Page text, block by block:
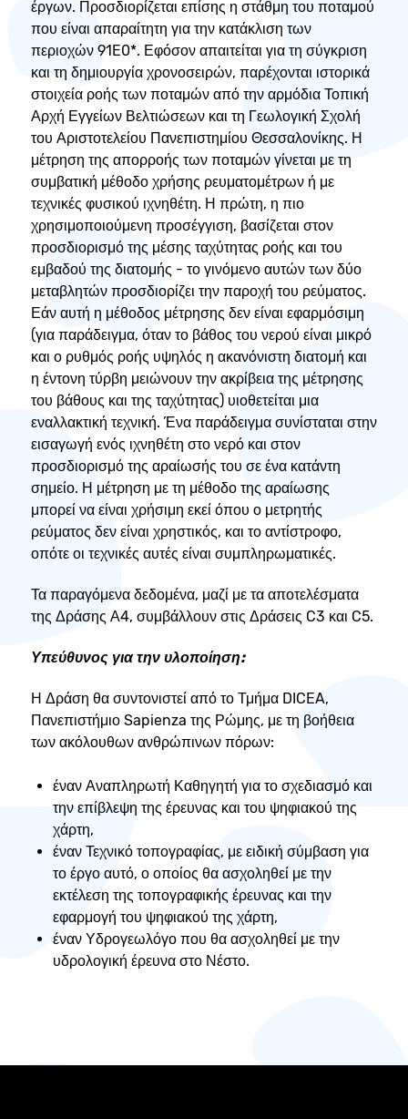
έργων. Προσδιορίζεται επίσης η στάθμη του ποταμού
που είναι απαραίτητη για την κατάκλιση των
περιοχών 91E0*. Εφόσον απαιτείται για τη σύγκριση
και τη δημιουργία χρονοσειρών, παρέχονται ιστορικά
στοιχεία ροής των ποταμών από την αρμόδια Τοπική
Αρχή Εγγείων Βελτιώσεων και τη Γεωλογική Σχολή
του Αριστοτελείου Πανεπιστημίου Θεσσαλονίκης. Η
μέτρηση της απορροής των ποταμών γίνεται με τη
συμβατική μέθοδο χρήσης ρευματομέτρων ή με
τεχνικές φυσικού ιχνηθέτη. Η πρώτη, η πιο
χρησιμοποιούμενη προσέγγιση, βασίζεται στον
προσδιορισμό της μέσης ταχύτητας ροής και του
εμβαδού της διατομής - το γινόμενο αυτών των δύο
μεταβλητών προσδιορίζει την παροχή του ρεύματος.
Εάν αυτή η μέθοδος μέτρησης δεν είναι εφαρμόσιμη
(για παράδειγμα, όταν το βάθος του νερού είναι μικρό
και ο ρυθμός ροής υψηλός η ακανόνιστη διατομή και
η έντονη τύρβη μειώνουν την ακρίβεια της μέτρησης
του βάθους και της ταχύτητας) υιοθετείται μια
εναλλακτική τεχνική. Ένα παράδειγμα συνίσταται στην
εισαγωγή ενός ιχνηθέτη στο νερό και στον
προσδιορισμό της αραίωσής του σε ένα κατάντη
σημείο. Η μέτρηση με τη μέθοδο της αραίωσης
μπορεί να είναι χρήσιμη εκεί όπου ο μετρητής
ρεύματος δεν είναι χρηστικός, και το αντίστροφο,
οπότε οι τεχνικές αυτές είναι συμπληρωματικές.
Τα παραγόμενα δεδομένα, μαζί με τα αποτελέσματα
της Δράσης Α4, συμβάλλουν στις Δράσεις C3 και C5.
Υπεύθυνος για την υλοποίηση:
Η Δράση θα συντονιστεί από το Τμήμα DICEA,
Πανεπιστήμιο Sapienza της Ρώμης, με τη βοήθεια
των ακόλουθων ανθρώπινων πόρων:
έναν Αναπληρωτή Καθηγητή για το σχεδιασμό και
την επίβλεψη της έρευνας και του ψηφιακού της
χάρτη,
έναν Τεχνικό τοπογραφίας, με ειδική σύμβαση για
το έργο αυτό, ο οποίος θα ασχοληθεί με την
εκτέλεση της τοπογραφικής έρευνας και την
εφαρμογή του ψηφιακού της χάρτη,
έναν Υδρογεωλόγο που θα ασχοληθεί με την
υδρολογική έρευνα στο Νέστο.